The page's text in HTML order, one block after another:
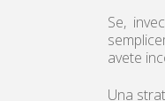
Se,
avete
Una